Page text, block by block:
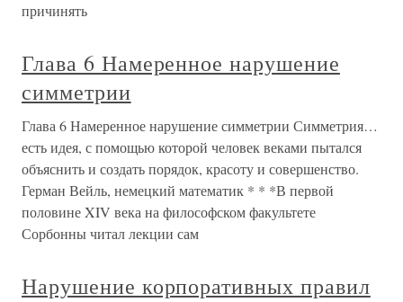
причинять
Глава 6 Намеренное нарушение
симметрии
Глава 6 Намеренное нарушение симметрии Симметрия…
есть идея, с помощью которой человек веками пытался
объяснить и создать порядок, красоту и совершенство.
Герман Вейль, немецкий математик * * *В первой
половине XIV века на философском факультете
Сорбонны читал лекции сам
Нарушение корпоративных правил